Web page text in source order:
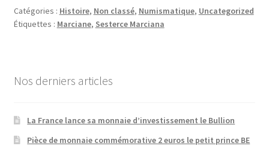
Catégories : Histoire, Non classé, Numismatique, Uncategorized
Étiquettes : Marciane, Sesterce Marciana
Nos derniers articles
La France lance sa monnaie d’investissement le Bullion
Pièce de monnaie commémorative 2 euros le petit prince BE